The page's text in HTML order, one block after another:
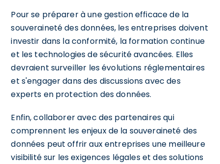
Pour se préparer à une gestion efficace de la
souveraineté des données, les entreprises doivent
investir dans la conformité, la formation continue
et les technologies de sécurité avancées. Elles
devraient surveiller les évolutions réglementaires
et s'engager dans des discussions avec des
experts en protection des données.
Enfin, collaborer avec des partenaires qui
comprennent les enjeux de la souveraineté des
données peut offrir aux entreprises une meilleure
visibilité sur les exigences légales et des solutions